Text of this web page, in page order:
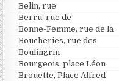
Belin, rue
Berru, rue de
Bonne-Femme, rue de la
Boucheries, rue des
Boulingrin
Bourgeois, place Léon
Brouette, Place Alfred